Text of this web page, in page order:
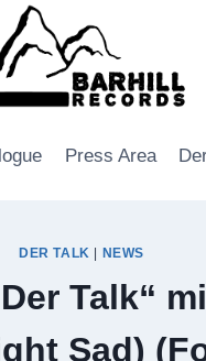
Press Area
DER TALK NEWS
Talk“
Sad)